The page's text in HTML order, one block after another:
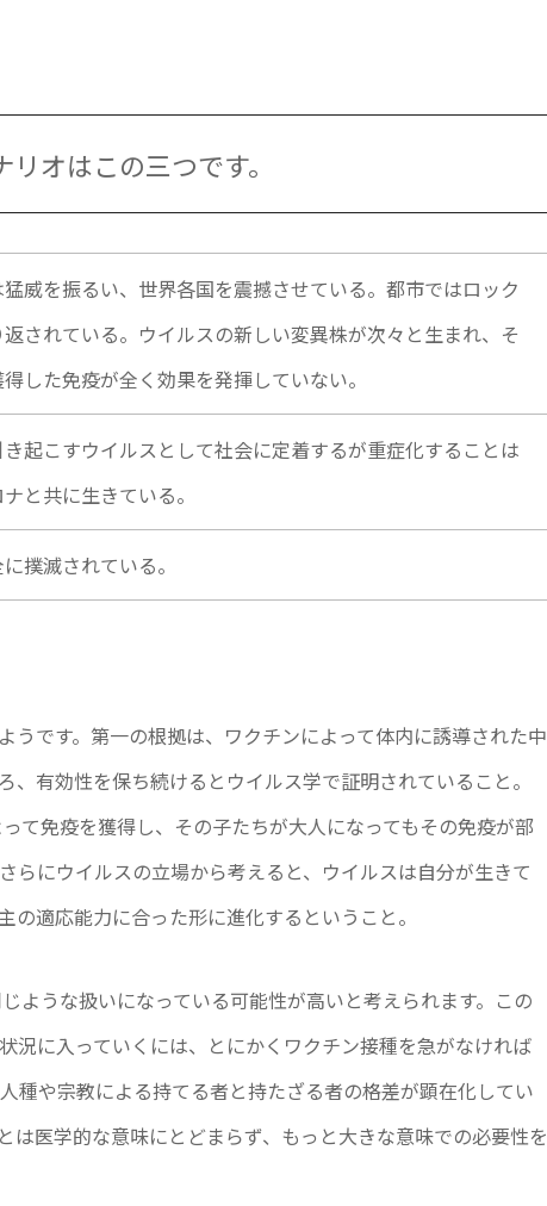
オはこの三つです。
威を振るい、世界各国を震撼させている。都市ではロック
されている。ウイルスの新しい変異株が次々と生まれ、そ
した免疫が全く効果を発揮していない。
起こすウイルスとして社会に定着するが重症化することは
と共に生きている。
撲滅されている。
うです。第一の根拠は、ワクチンによって体内に誘導された中
有効性を保ち続けるとウイルス学で証明されていること。
て免疫を獲得し、その子たちが大人になってもその免疫が部
らにウイルスの立場から考えると、ウイルスは自分が生きて
適応能力に合った形に進化するということ。
ような扱いになっている可能性が高いと考えられます。この
況に入っていくには、とにかくワクチン接種を急がなければ
種や宗教による持てる者と持たざる者の格差が顕在化してい
は医学的な意味にとどまらず、もっと大きな意味での必要性を